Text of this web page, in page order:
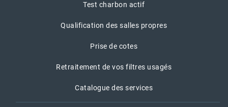
Test charbon actif
Qualification des salles propres
Prise de cotes
Retraitement de vos filtres usagés
Catalogue des services